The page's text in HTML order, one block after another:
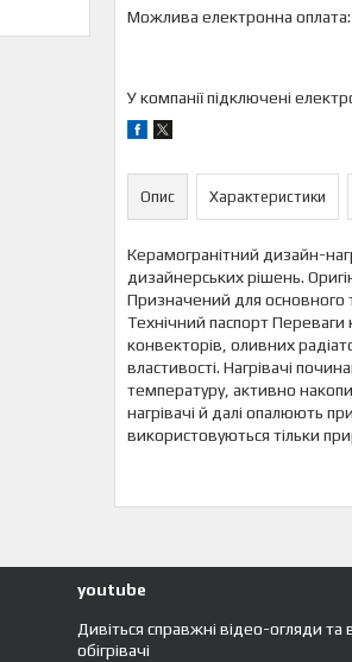
У компанії підключені
Опис Характеристики
Керамогранітний дизайн-
дизайнерських рішень.
Призначений для основного
Технічний паспорт Переваги
конвекторів, оливних
властивості. Нагрівачі
температуру, активно
нагрівачі й далі опалюють
використовуються тільки
youtube
Дивіться справжні відео-огляди та
обігрівачі